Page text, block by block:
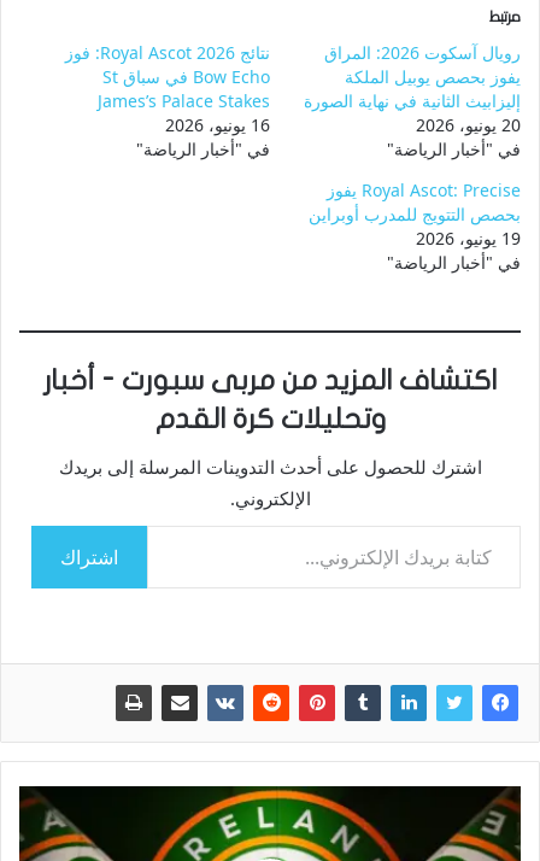
مرتبط
رويال آسكوت 2026: المراق
يفوز بحصص يوبيل الملكة
إليزابيث الثانية في نهاية الصورة
20 يونيو، 2026
في "أخبار الرياضة"
نتائج Royal Ascot 2026: فوز
Bow Echo في سباق St
James’s Palace Stakes
16 يونيو، 2026
في "أخبار الرياضة"
Royal Ascot: Precise يفوز
بحصص التتويج للمدرب أوبراين
19 يونيو، 2026
في "أخبار الرياضة"
اكتشاف المزيد من مربى سبورت - أخبار
وتحليلات كرة القدم
اشترك للحصول على أحدث التدوينات المرسلة إلى بريدك
الإلكتروني.
كتابة بريدك الإلكتروني...
اشتراك